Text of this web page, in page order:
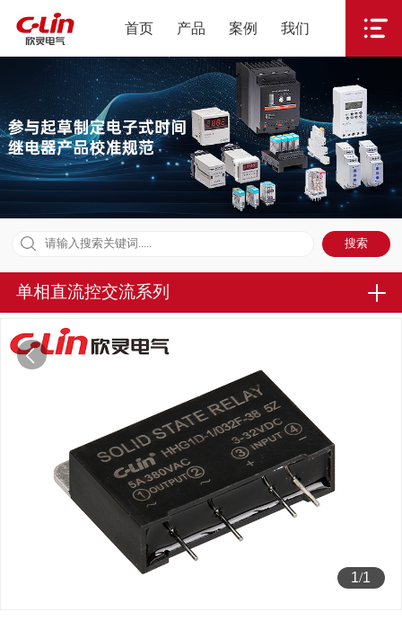
首页 产品 案例 我们
单相直流控交流系列
1/1